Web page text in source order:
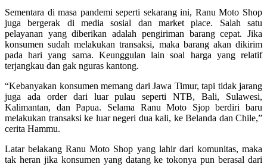
Sementara di masa pandemi seperti sekarang ini, Ranu Moto Shop
juga bergerak di media sosial dan market place. Salah satu
pelayanan yang diberikan adalah pengiriman barang cepat. Jika
konsumen sudah melakukan transaksi, maka barang akan dikirim
pada hari yang sama. Keunggulan lain soal harga yang relatif
terjangkau dan gak nguras kantong.
“Kebanyakan konsumen memang dari Jawa Timur, tapi tidak jarang
juga ada order dari luar pulau seperti NTB, Bali, Sulawesi,
Kalimantan, dan Papua. Selama Ranu Moto Sjop berdiri baru
melakukan transaksi ke luar negeri dua kali, ke Belanda dan Chile,”
cerita Hammu.
Latar belakang Ranu Moto Shop yang lahir dari komunitas, maka
tak heran jika konsumen yang datang ke tokonya pun berasal dari